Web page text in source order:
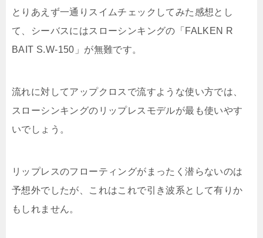
とりあえず一通りスイムチェックしてみた感想とし
て、シーバスにはスローシンキングの「FALKEN R
BAIT S.W-150」が無難です。
流れに対してアップクロスで流すような使い方では、
スローシンキングのリップレスモデルが最も使いやす
いでしょう。
リップレスのフローティングがまったく潜らないのは
予想外でしたが、これはこれで引き波系として有りか
もしれません。